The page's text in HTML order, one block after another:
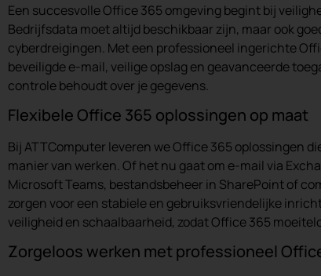
Een succesvolle Office 365 omgeving begint bij
Bedrijfsdata moet altijd beschikbaar zijn, maar ook
cyberdreigingen. Met een professioneel ingerichte
beveiligde e-mail, veilige opslag en geavanceerde
controle behoudt over je gegevens.
Flexibele Office 365 oplossingen op maat
Bij ATTComputer leveren we Office 365 oplossingen
manier van werken. Of het nu gaat om e-mail via
Microsoft Teams, bestandsbeheer in SharePoint of
zorgen voor een stabiele en gebruiksvriendelijke
veiligheid en schaalbaarheid, zodat Office 365
Zorgeloos werken met professioneel